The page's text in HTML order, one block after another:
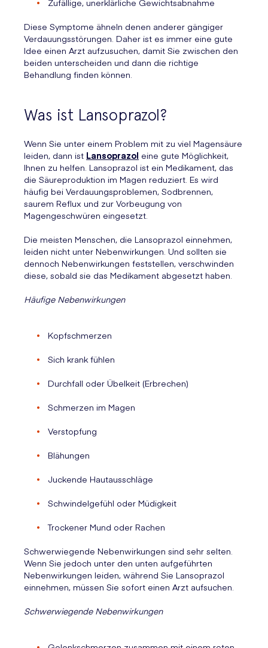
Zufällige, unerklärliche Gewichtsabnahme
Diese Symptome ähneln denen anderer gängiger
Verdauungsstörungen. Daher ist es immer eine gute
Idee einen Arzt aufzusuchen, damit Sie zwischen den
beiden unterscheiden und dann die richtige
Behandlung finden können.
Was ist Lansoprazol?
Wenn Sie unter einem Problem mit zu viel Magensäure
leiden, dann ist Lansoprazol eine gute Möglichkeit,
Ihnen zu helfen. Lansoprazol ist ein Medikament, das
die Säureproduktion im Magen reduziert. Es wird
häufig bei Verdauungsproblemen, Sodbrennen,
saurem Reflux und zur Vorbeugung von
Magengeschwüren eingesetzt.
Die meisten Menschen, die Lansoprazol einnehmen,
leiden nicht unter Nebenwirkungen. Und sollten sie
dennoch Nebenwirkungen feststellen, verschwinden
diese, sobald sie das Medikament abgesetzt haben.
Häufige Nebenwirkungen
Kopfschmerzen
Sich krank fühlen
Durchfall oder Übelkeit (Erbrechen)
Schmerzen im Magen
Verstopfung
Blähungen
Juckende Hautausschläge
Schwindelgefühl oder Müdigkeit
Trockener Mund oder Rachen
Schwerwiegende Nebenwirkungen sind sehr selten.
Wenn Sie jedoch unter den unten aufgeführten
Nebenwirkungen leiden, während Sie Lansoprazol
einnehmen, müssen Sie sofort einen Arzt aufsuchen.
Schwerwiegende Nebenwirkungen